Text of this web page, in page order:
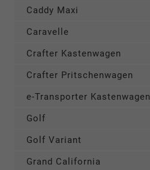
Caddy Maxi
Caravelle
Crafter Kastenwagen
Crafter Pritschenwagen
e-Transporter Kastenwagen
Golf
Golf Variant
Grand California